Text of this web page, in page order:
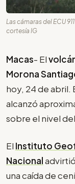
Las cámaras del ECU
cortesía IG
Macas- El
Morona
hoy, 24 de abril.
alcanzó
sobre el nivel
El Instituto
Nacional
una caída de